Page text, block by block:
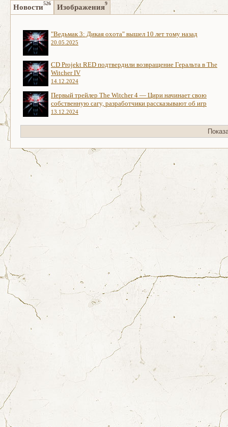
Новости526 Изображения9
"Ведьмак 3: Дикая охота" вышел 10 лет тому назад
20.05.2025
CD Projekt RED подтвердили возвращение Геральта в The
Witcher IV
14.12.2024
Первый трейлер The Witcher 4 — Цири начинает свою
собственную сагу, разработчики рассказывают об игр
13.12.2024